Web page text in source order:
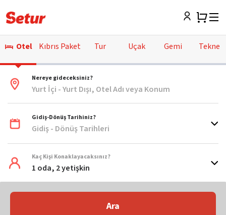
Otel Kıbrıs Paket Tur Uçak Gemi Tekne
Nereye gideceksiniz?
Yurt İçi - Yurt Dışı, Otel Adı veya Konum
Gidiş-Dönüş Tarihiniz?
Gidiş - Dönüş Tarihleri
Kaç Kişi Konaklayacaksınız?
1 oda, 2 yetişkin
Ara